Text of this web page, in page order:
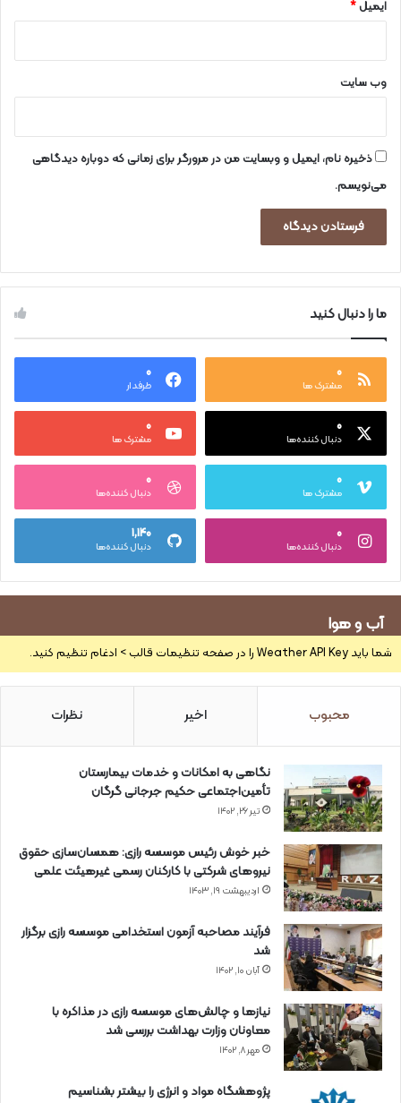
ایمیل*
وب‌ سایت
ذخیره نام، ایمیل و وبسایت من در مرورگر برای زمانی که دوباره دیدگاهی
می‌نویسم.
ما را دنبال کنید
۰
مشترک ها
۰
طرفدار
۰
دنبال کننده‌ها
۰
مشترک ها
۰
مشترک ها
۰
دنبال کننده‌ها
۰
دنبال کننده‌ها
۱,۱۴۰
دنبال کننده‌ها
آب و هوا
شما باید Weather API Key را در صفحه تنظیمات قالب > ادغام تنظیم کنید.
محبوب اخیر نظرات
نگاهی به امکانات و خدمات بیمارستان
تأمین‌اجتماعی حکیم جرجانی گرگان
تیر ۲۶, ۱۴۰۲
خبر خوش رئیس موسسه رازی: همسان‌سازی حقوق
نیروهای شرکتی با کارکنان رسمی غیرهیئت علمی
اردیبهشت ۱۹, ۱۴۰۳
فرآیند مصاحبه آزمون استخدامی موسسه رازی برگزار
شد
آبان ۱۰, ۱۴۰۲
نیازها و چالش‌های موسسه رازی در مذاکره با
معاونان وزارت بهداشت بررسی شد
مهر ۸, ۱۴۰۲
پژوهشگاه مواد و انرژی را بیشتر بشناسیم